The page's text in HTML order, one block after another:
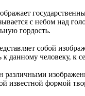
с небом над
гордость.
собой
данному человеку, к
различными
известной формой